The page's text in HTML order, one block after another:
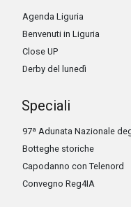
Agenda Liguria
Benvenuti in Liguria
Close UP
Derby del lunedì
Speciali
97ª Adunata Nazionale
Botteghe storiche
Capodanno con Telenord
Convegno Reg4IA